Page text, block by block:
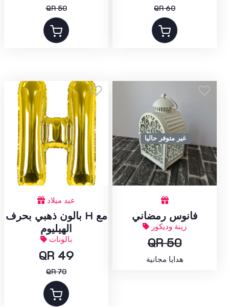
QR 50 QR 60
عيد ميلاد
بالون ذهبي بحرف H مع
الهيليوم
بالونات
QR 49
QR 70
غير متوفر حاليا
فانوس رمضاني
زينة وديكور
QR 50
هدايا مجانية